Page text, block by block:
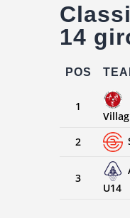
14
POS
1
2
3
U14